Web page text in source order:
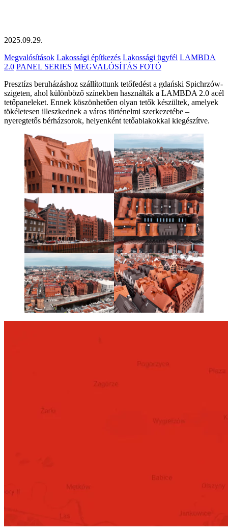
2025.09.29.
Megvalósítások Lakossági építkezés Lakossági ügyfél LAMBDA
2.0 PANEL SERIES MEGVALÓSÍTÁS FOTÓ
Presztízs beruházáshoz szállítottunk tetőfedést a gdański Spichrzów-
szigeten, ahol különböző színekben használták a LAMBDA 2.0 acél
tetőpaneleket. Ennek köszönhetően olyan tetők készültek, amelyek
tökéletesen illeszkednek a város történelmi szerkezetébe –
nyeregtetős bérházsorok, helyenként tetőablakokkal kiegészítve.